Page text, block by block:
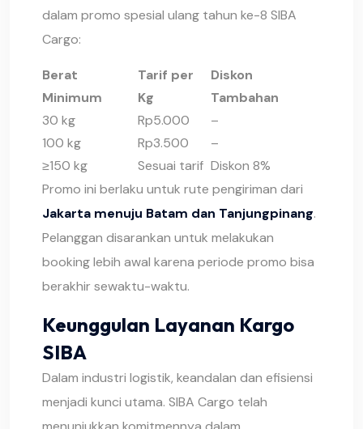
dalam promo spesial ulang tahun ke-8 SIBA
Cargo:
Berat
Minimum
Tarif per
Kg
Diskon
Tambahan
30 kg
Rp5.000
–
100 kg
Rp3.500
–
≥150 kg
Sesuai tarif Diskon 8%
Promo ini berlaku untuk rute pengiriman dari
Jakarta menuju Batam dan Tanjungpinang.
Pelanggan disarankan untuk melakukan
booking lebih awal karena periode promo bisa
berakhir sewaktu-waktu.
Keunggulan Layanan Kargo
SIBA
Dalam industri logistik, keandalan dan efisiensi
menjadi kunci utama. SIBA Cargo telah